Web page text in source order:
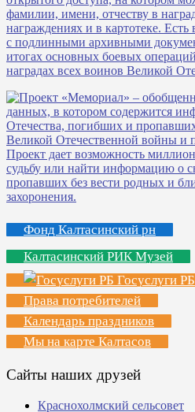
Фонд Калтасинский рн
Калтасинский РИК Музей
Госуслуги РБ
Права потребителей
Календарь праздников
Мы на карте Калтасов
Сайты наших друзей
Краснохолмский сельсовет